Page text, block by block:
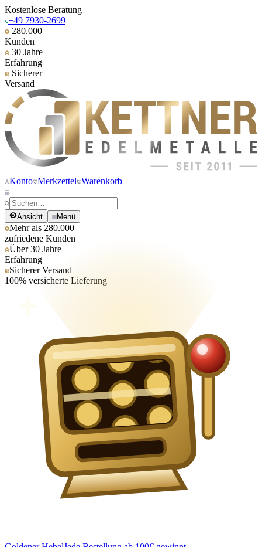
Kostenlose Beratung
+49 7930-2699
280.000
Kunden
30 Jahre
Erfahrung
Sicherer
Versand
Konto Merkzettel Warenkorb
Ansicht Menü
Mehr als 280.000
zufriedene Kunden
Über 30 Jahre
Erfahrung
Sicherer Versand
100% versicherte Lieferung